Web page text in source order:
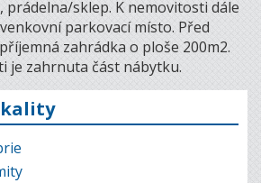
prádelna/sklep. K nemovitosti dále
parkovací místo. Před
zahrádka o ploše 200m2.
je zahrnuta část nábytku.